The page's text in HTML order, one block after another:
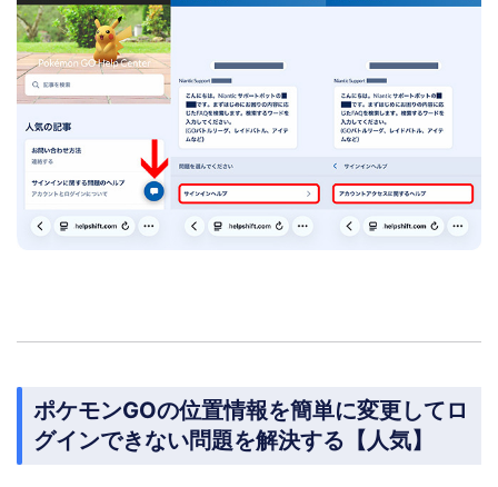
ポケモンGOの位置情報を簡単に変更してロ
グインできない問題を解決する【人気】